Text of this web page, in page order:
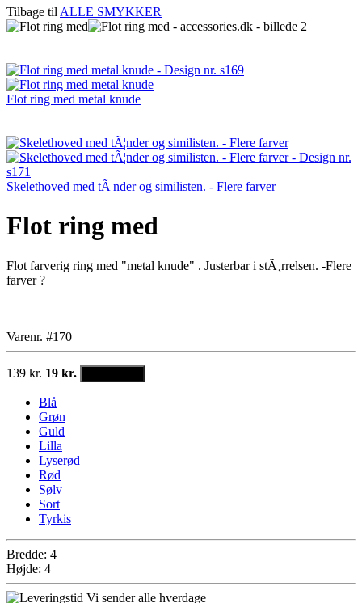
Tilbage til ALLE SMYKKER
Flot ring med metal knude
Skelethoved med tÃ¦nder og similisten. - Flere farver
Flot ring med
Flot farverig ring med "metal knude" . Justerbar i stÃ¸rrelsen. -Flere
farver ?
Varenr. #170
139 kr. 19 kr.
Blå
Grøn
Guld
Lilla
Lyserød
Rød
Sølv
Sort
Tyrkis
Bredde: 4
Højde: 4
Vi sender alle hverdage